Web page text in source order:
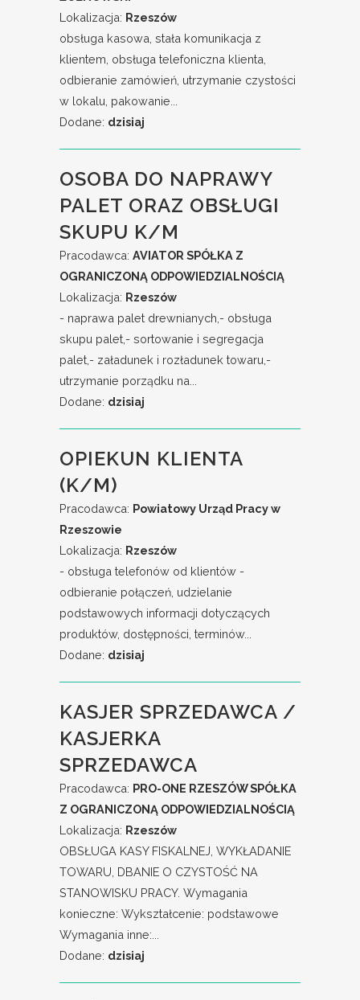
Lokalizacja: Rzeszów
obsługa kasowa, stała komunikacja z
klientem, obsługa telefoniczna klienta,
odbieranie zamówień, utrzymanie czystości
w lokalu, pakowanie...
Dodane: dzisiaj
OSOBA DO NAPRAWY
PALET ORAZ OBSŁUGI
SKUPU K/M
Pracodawca: AVIATOR SPÓŁKA Z
OGRANICZONĄ ODPOWIEDZIALNOŚCIĄ
Lokalizacja: Rzeszów
- naprawa palet drewnianych,- obsługa
skupu palet,- sortowanie i segregacja
palet,- załadunek i rozładunek towaru,-
utrzymanie porządku na...
Dodane: dzisiaj
OPIEKUN KLIENTA
(K/M)
Pracodawca: Powiatowy Urząd Pracy w
Rzeszowie
Lokalizacja: Rzeszów
- obsługa telefonów od klientów -
odbieranie połączeń, udzielanie
podstawowych informacji dotyczących
produktów, dostępności, terminów...
Dodane: dzisiaj
KASJER SPRZEDAWCA /
KASJERKA
SPRZEDAWCA
Pracodawca: PRO-ONE RZESZÓW SPÓŁKA
Z OGRANICZONĄ ODPOWIEDZIALNOŚCIĄ
Lokalizacja: Rzeszów
OBSŁUGA KASY FISKALNEJ, WYKŁADANIE
TOWARU, DBANIE O CZYSTOŚĆ NA
STANOWISKU PRACY. Wymagania
konieczne: Wykształcenie: podstawowe
Wymagania inne:...
Dodane: dzisiaj